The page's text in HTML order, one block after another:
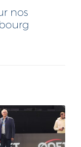
nos